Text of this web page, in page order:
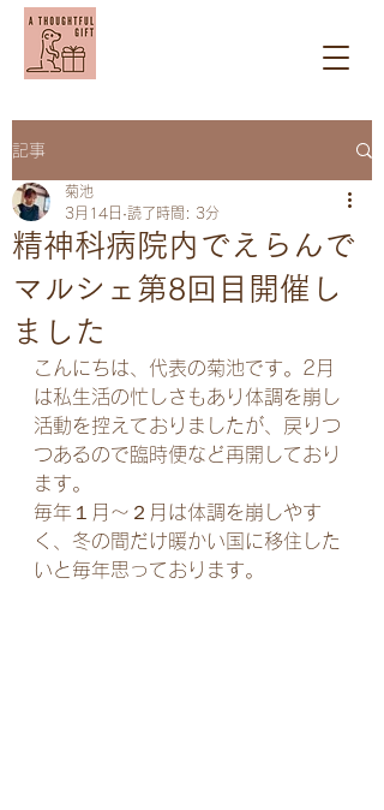
記事
精神科病院内でえらんで
マルシェ第8回目開催し
ました
菊池
3月14日 読了時間: 3分
こんにちは、代表の菊池です。2月
は私生活の忙しさもあり体調を崩し
活動を控えておりましたが、戻りつ
つあるので臨時便など再開しており
ます。
毎年１月～２月は体調を崩しやす
く、冬の間だけ暖かい国に移住した
いと毎年思っております。